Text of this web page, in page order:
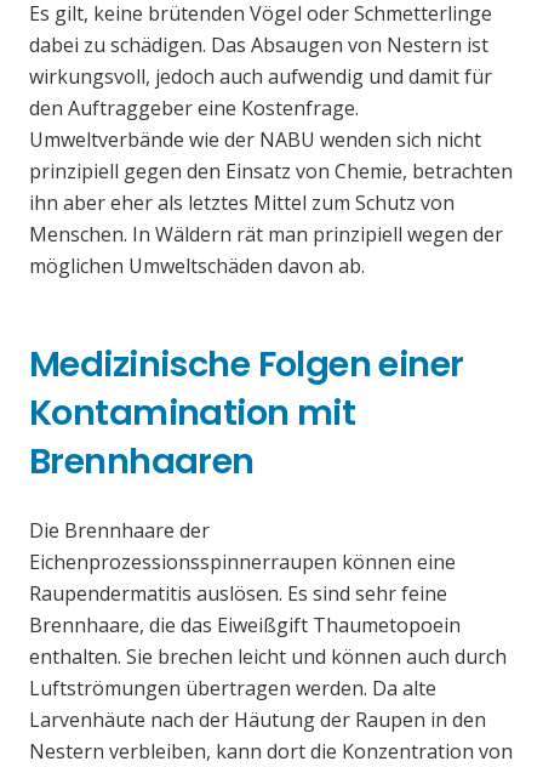
Es gilt, keine brütenden Vögel oder Schmetterlinge
dabei zu schädigen. Das Absaugen von Nestern ist
wirkungsvoll, jedoch auch aufwendig und damit für
den Auftraggeber eine Kostenfrage.
Umweltverbände wie der NABU wenden sich nicht
prinzipiell gegen den Einsatz von Chemie, betrachten
ihn aber eher als letztes Mittel zum Schutz von
Menschen. In Wäldern rät man prinzipiell wegen der
möglichen Umweltschäden davon ab.
Medizinische Folgen einer
Kontamination mit
Brennhaaren
Die Brennhaare der
Eichenprozessionsspinnerraupen können eine
Raupendermatitis auslösen. Es sind sehr feine
Brennhaare, die das Eiweißgift Thaumetopoein
enthalten. Sie brechen leicht und können auch durch
Luftströmungen übertragen werden. Da alte
Larvenhäute nach der Häutung der Raupen in den
Nestern verbleiben, kann dort die Konzentration von